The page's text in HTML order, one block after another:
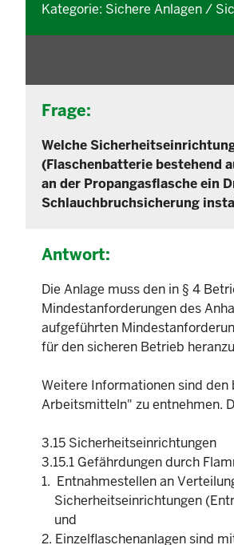
Kategorie: Sichere Anlagen /
Frage:
Welche
(Flaschenbatterie bestehend
an der Propangasflasche ein
Schlauchbruchsicherung
Antwort:
Die Anlage muss den in § 4
Mindestanforderungen des
aufgeführten
für den sicheren Betrieb
Weitere Informationen sind den
Arbeitsmitteln" zu entnehmen.
3.15 Sicherheitseinrichtungen
3.15.1 Gefährdungen durch
1. Entnahmestellen an
Sicherheitseinrichtungen
und
2. Einzelflaschenanlagen sind